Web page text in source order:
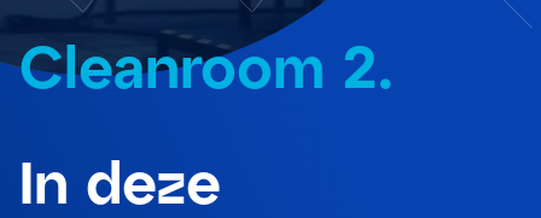
Cleanroom 2.
In deze